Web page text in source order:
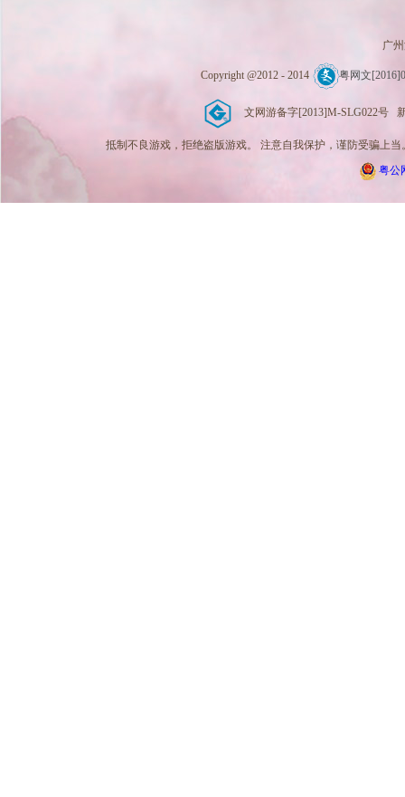
广
Copyright @2012 - 2014 粤网文
文网游备字[2013]M-SLG022号
抵制不良游戏，拒绝盗版游戏。 注意自我保护，谨防受骗上
粤公